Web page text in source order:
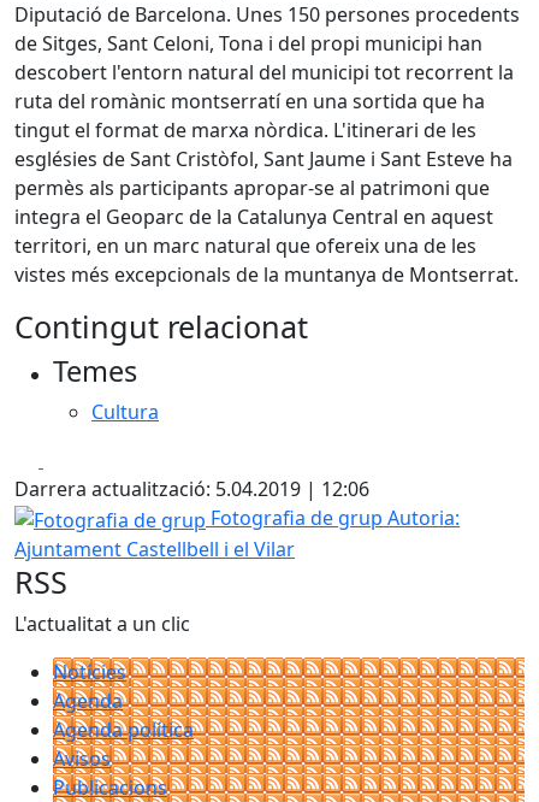
Diputació de Barcelona. Unes 150 persones procedents
de Sitges, Sant Celoni, Tona i del propi municipi han
descobert l'entorn natural del municipi tot recorrent la
ruta del romànic montserratí en una sortida que ha
tingut el format de marxa nòrdica. L'itinerari de les
esglésies de Sant Cristòfol, Sant Jaume i Sant Esteve ha
permès als participants apropar-se al patrimoni que
integra el Geoparc de la Catalunya Central en aquest
territori, en un marc natural que ofereix una de les
vistes més excepcionals de la muntanya de Montserrat.
Contingut relacionat
Temes
Cultura
Darrera actualització: 5.04.2019 | 12:06
Fotografia de grup
Fotografia de grup Autoria:
Ajuntament Castellbell i el Vilar
RSS
L'actualitat a un clic
Notícies
Agenda
Agenda política
Avisos
Publicacions